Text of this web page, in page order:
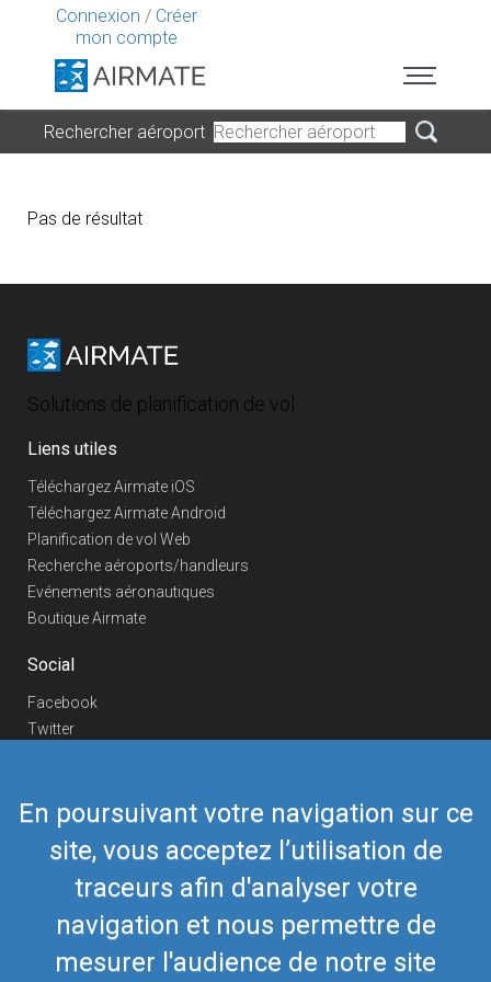
Connexion / Créer
mon compte
En poursuivant votre navigation sur ce
site, vous acceptez l’utilisation de
traceurs afin d'analyser votre
navigation et nous permettre de
mesurer l'audience de notre site
Rechercher aéroport
Pas de résultat
Solutions de planification de vol
Liens utiles
Téléchargez Airmate iOS
Téléchargez Airmate Android
Planification de vol Web
Recherche aéroports/handleurs
Evénements aéronautiques
Boutique Airmate
Social
Facebook
Twitter
Telegram
Nous contacter
Téléphone Europe +352 26441835
Téléphone US/Canada
418-592-8862
airmate@airmate.aero
(c) Myriel Aviation SA